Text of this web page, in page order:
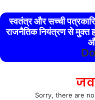
स्वतंत्र और सच्ची
राजनैतिक नियंत्रण से मुक्त
Sorry, there are